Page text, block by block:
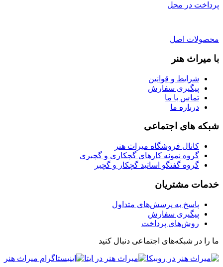
پرداخت در محل
محصولات اصل
با میراث هنر
شرایط و قوانین
پیگیری سفارش
تماس با ما
درباره ما
شبکه های اجتماعی
کانال فروشگاه میراث هنر
گروه نمونه کارهای گچکاری و گچبری
گروه گفتگو اساتید گچکار و گچبر
خدمات مشتریان
پاسخ به پرسش‌های متداول
پیگیری سفارش
روش‌های پرداخت
ما را در شبکه‌های اجتماعی دنبال کنید